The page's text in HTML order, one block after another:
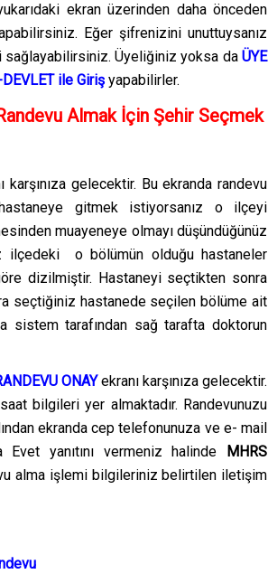
ekran üzerinden daha önceden
Eğer şifrenizini unuttuysanız
Üyeliğiniz yoksa da ÜYE
ile Giriş yapabilirler.
Almak İçin Şehir Seçmek
karşınıza gelecektir. Bu ekranda randevu
gitmek istiyorsanız o ilçeyi
muayeneye olmayı düşündüğünüz
ilçedeki o bölümün olduğu hastaneler
dizilmiştir. Hastaneyi seçtikten sonra
seçtiğiniz hastanede seçilen bölüme ait
sistem tarafından sağ tarafta doktorun
ONAYekranı karşınıza gelecektir.
bilgileri yer almaktadır. Randevunuzu
ekranda cep telefonunuza ve e- mail
yanıtını vermeniz halinde MHRS
alma işlemi bilgileriniz belirtilen iletişim